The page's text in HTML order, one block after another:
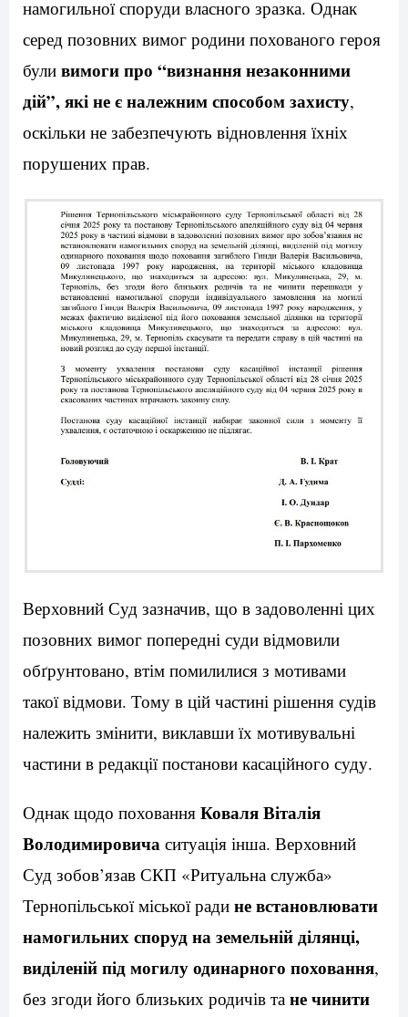
намогильної споруди власного зразка. Однак
серед позовних вимог родини похованого героя
були вимоги про “визнання незаконними
дій”, які не є належним способом захисту,
оскільки не забезпечують відновлення їхніх
порушених прав.
Верховний Суд зазначив, що в задоволенні цих
позовних вимог попередні суди відмовили
обґрунтовано, втім помилилися з мотивами
такої відмови. Тому в цій частині рішення судів
належить змінити, виклавши їх мотивувальні
частини в редакції постанови касаційного суду.
Однак щодо поховання Коваля Віталія
Володимировича ситуація інша. Верховний
Суд зобов’язав СКП «Ритуальна служба»
Тернопільської міської ради не встановлювати
намогильних споруд на земельній ділянці,
виділеній під могилу одинарного поховання,
без згоди його близьких родичів та не чинити